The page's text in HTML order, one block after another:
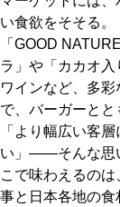
い食欲をそそる
「GOOD
ラ」や「カカオ
ワインなど、多
で、バーガーとと
「より幅広い客
い」——そんな思
こで味わえるの
事と日本各地の